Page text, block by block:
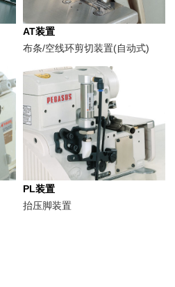
AT装置
布条/空线环剪切装置(自动式)
PL装置
抬压脚装置